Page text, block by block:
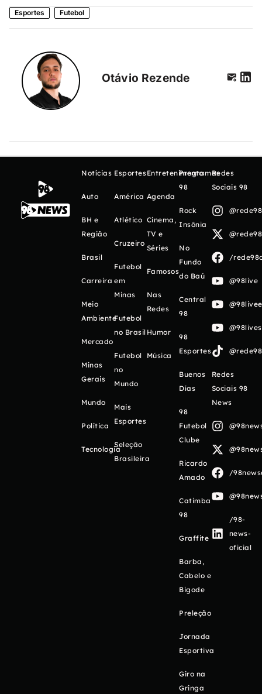
Esportes Futebol
Otávio Rezende
Notícias
Auto
BH e
Região
Brasil
Carreira
Meio
Ambiente
Mercado
Minas
Gerais
Mundo
Política
Tecnologia
Esportes
América
Atlético
Cruzeiro
Futebol
em
Minas
Futebol
no Brasil
Futebol
no
Mundo
Mais
Esportes
Seleção
Brasileira
Entretenimento
Agenda
Cinema,
TV e
Séries
Famosos
Nas
Redes
Humor
Música
Programas
98
Rock
Insônia
No
Fundo
do Baú
Central
98
98
Esportes
Buenos
Días
98
Futebol
Clube
Ricardo
Amado
Catimba
98
Graffite
Barba,
Cabelo e
Bigode
Preleção
Jornada
Esportiva
Giro na
Gringa
Redes
Sociais 98
/
@98live
Redes
Sociais 98
News
/
/98-
news-
oficial